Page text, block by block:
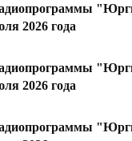
2026 года
2026 года